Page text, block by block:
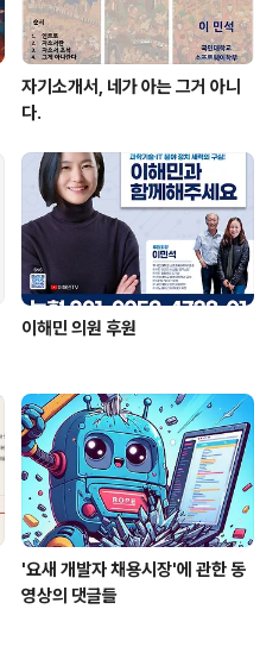
자기소개서, 네가 아는 그거 아니
다.
이해민 의원 후원
'요새 개발자 채용시장'에 관한 동
영상의 댓글들